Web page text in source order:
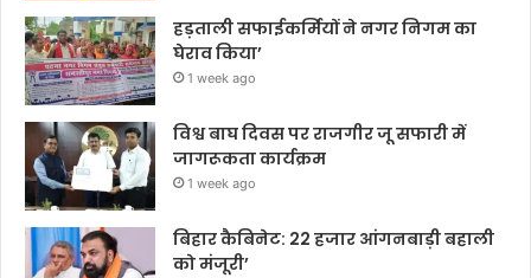
हड़ताली सफाईकर्मियों ने नगर निगम का
घेराव किया’
1 week ago
विश्व बाघ दिवस पर राजगीर जू सफारी में
जागरूकता कार्यक्रम
1 week ago
बिहार कैबिनेट: 22 हजार आंगनबाड़ी बहाली
को मंजूरी’